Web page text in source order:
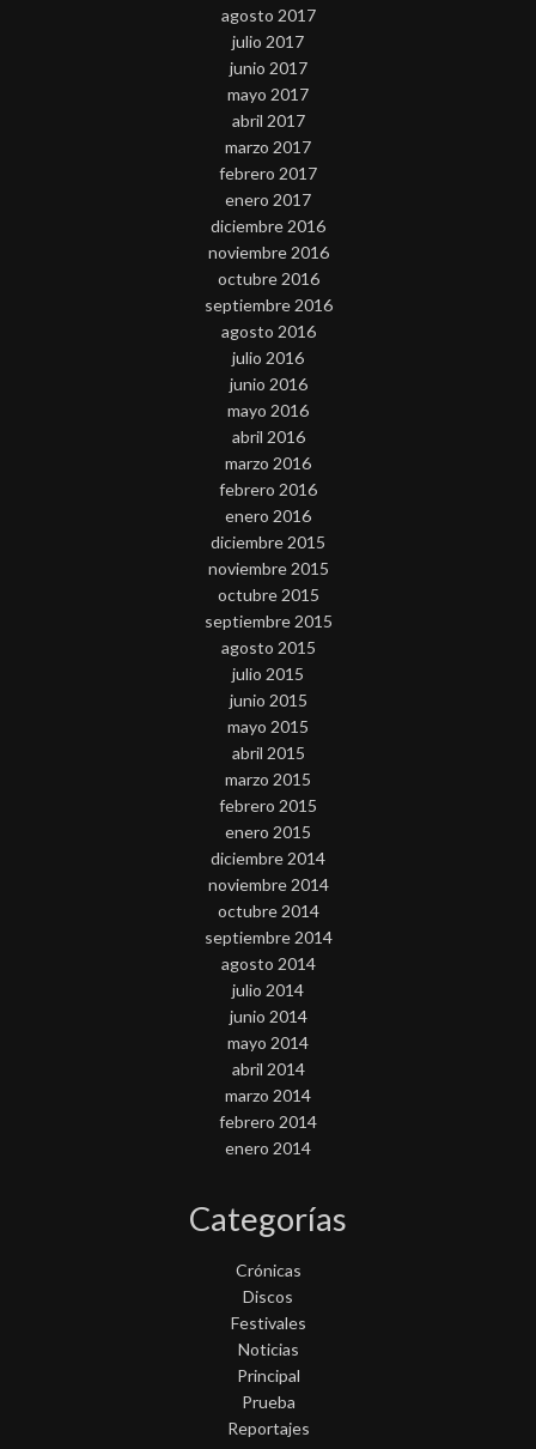
agosto 2017
julio 2017
junio 2017
mayo 2017
abril 2017
marzo 2017
febrero 2017
enero 2017
diciembre 2016
noviembre 2016
octubre 2016
septiembre 2016
agosto 2016
julio 2016
junio 2016
mayo 2016
abril 2016
marzo 2016
febrero 2016
enero 2016
diciembre 2015
noviembre 2015
octubre 2015
septiembre 2015
agosto 2015
julio 2015
junio 2015
mayo 2015
abril 2015
marzo 2015
febrero 2015
enero 2015
diciembre 2014
noviembre 2014
octubre 2014
septiembre 2014
agosto 2014
julio 2014
junio 2014
mayo 2014
abril 2014
marzo 2014
febrero 2014
enero 2014
Categorías
Crónicas
Discos
Festivales
Noticias
Principal
Prueba
Reportajes